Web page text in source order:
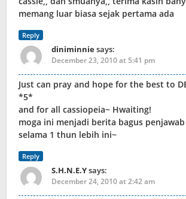
memang luar biasa sejak pertama ada
Reply
diniminniesays:
December 23, 2010 at 5:41 pm
Just can pray and hope for the best to
*5*
and for all cassiopeia~ Hwaiting!
moga ini menjadi berita bagus
selama 1 thun lebih ini~
Reply
S.H.N.E.Ysays:
December 24, 2010 at 2:42 am